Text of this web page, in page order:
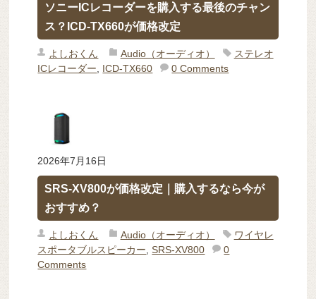
ソニーICレコーダーを購入する最後のチャン
ス？ICD-TX660が価格改定
よしおくん Audio（オーディオ）
ステレオ
ICレコーダー
ICD-TX660 0 Comments
2026年7月16日
SRS-XV800が価格改定｜購入するなら今が
おすすめ？
よしおくん Audio（オーディオ）
ワイヤレ
スポータブルスピーカー ,SRS-XV800
0
Comments